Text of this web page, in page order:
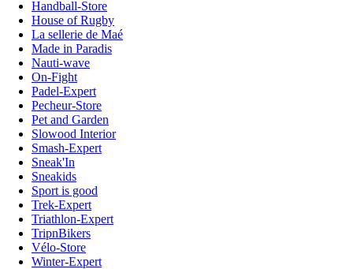
Handball-Store
House of Rugby
La sellerie de Maé
Made in Paradis
Nauti-wave
On-Fight
Padel-Expert
Pecheur-Store
Pet and Garden
Slowood Interior
Smash-Expert
Sneak'In
Sneakids
Sport is good
Trek-Expert
Triathlon-Expert
TripnBikers
Vélo-Store
Winter-Expert